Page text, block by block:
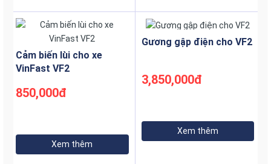
Cảm biến lùi cho xe
VinFast VF2
850,000đ
Xem thêm
Gương gập điện cho VF2
3,850,000đ
Xem thêm